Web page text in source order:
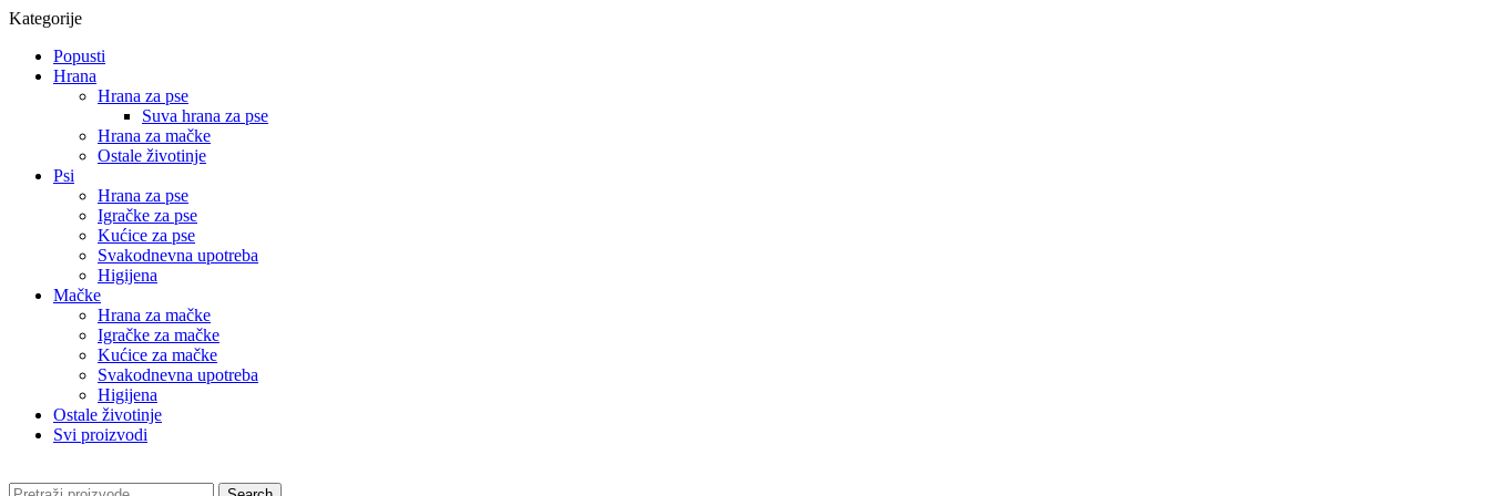
Kategorije
Popusti
Hrana
Hrana za pse
Suva hrana za pse
Hrana za mačke
Ostale životinje
Psi
Hrana za pse
Igračke za pse
Kućice za pse
Svakodnevna upotreba
Higijena
Mačke
Hrana za mačke
Igračke za mačke
Kućice za mačke
Svakodnevna upotreba
Higijena
Ostale životinje
Svi proizvodi